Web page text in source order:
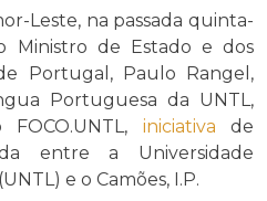
Leste, na passada quinta-
Ministro de Estado e dos
Portugal, Paulo Rangel,
Portuguesa da UNTL,
iniciativa de
entre a Universidade
e o Camões, I.P.